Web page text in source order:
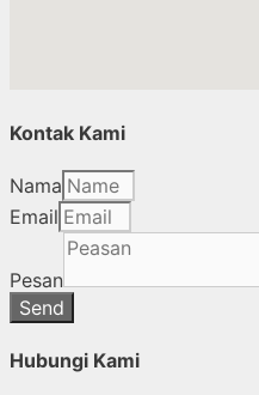
Kontak Kami
Nama
Email
Pesan
Send
Hubungi Kami